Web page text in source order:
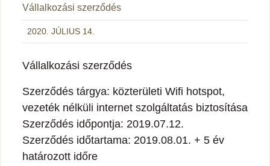
Vállalkozási szerződés
2020. JÚLIUS 14.
Vállalkozási szerződés
Szerződés tárgya: közterületi Wifi hotspot,
vezeték nélküli internet szolgáltatás biztosítása
Szerződés időpontja: 2019.07.12.
Szerződés időtartama: 2019.08.01. + 5 év
határozott időre